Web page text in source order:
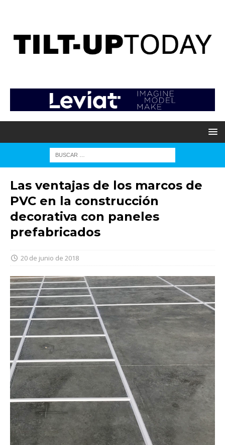
Las ventajas de los marcos de
PVC en la construcción
decorativa con paneles
prefabricados
20 de junio de 2018